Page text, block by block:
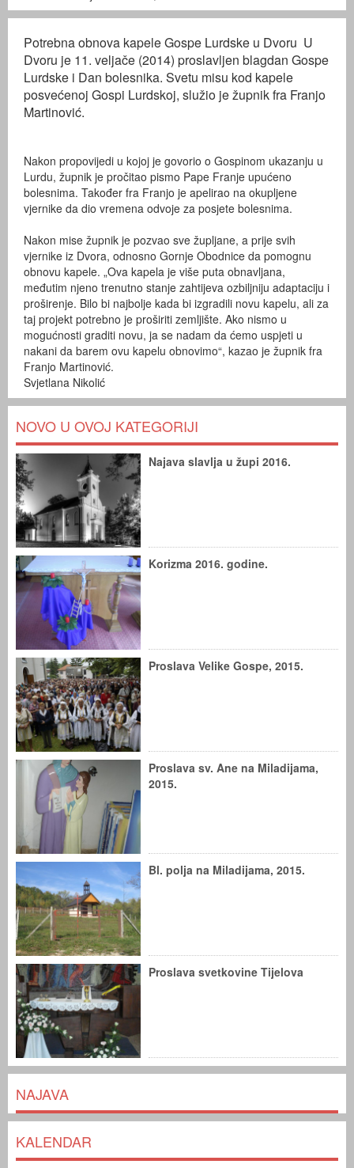
Potrebna obnova kapele Gospe Lurdske u Dvoru U
Dvoru je 11. veljače (2014) proslavljen blagdan Gospe
Lurdske i Dan bolesnika. Svetu misu kod kapele
posvećenoj Gospi Lurdskoj, služio je župnik fra Franjo
Martinović.
Nakon propovijedi u kojoj je govorio o Gospinom ukazanju u
Lurdu, župnik je pročitao pismo Pape Franje upućeno
bolesnima. Također fra Franjo je apelirao na okupljene
vjernike da dio vremena odvoje za posjete bolesnima.
Nakon mise župnik je pozvao sve župljane, a prije svih
vjernike iz Dvora, odnosno Gornje Obodnice da pomognu
obnovu kapele. „Ova kapela je više puta obnavljana,
međutim njeno trenutno stanje zahtijeva ozbiljniju adaptaciju i
proširenje. Bilo bi najbolje kada bi izgradili novu kapelu, ali za
taj projekt potrebno je proširiti zemljište. Ako nismo u
mogućnosti graditi novu, ja se nadam da ćemo uspjeti u
nakani da barem ovu kapelu obnovimo“, kazao je župnik fra
Franjo Martinović.
Svjetlana Nikolić
NOVO U OVOJ KATEGORIJI
Najava slavlja u župi 2016.
Korizma 2016. godine.
Proslava Velike Gospe, 2015.
Proslava sv. Ane na Miladijama,
2015.
Bl. polja na Miladijama, 2015.
Proslava svetkovine Tijelova
NAJAVA
KALENDAR